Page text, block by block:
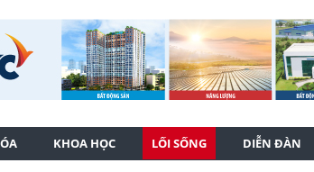
KHOA HỌC LỐI SỐNG DIỄN ĐÀN